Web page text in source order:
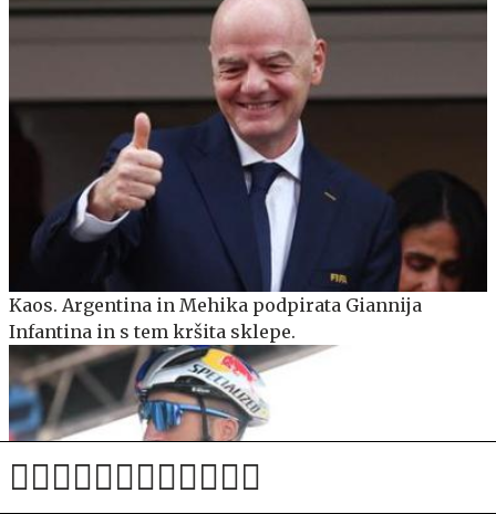
Kaos. Argentina in Mehika podpirata Giannija
Infantina in s tem kršita sklepe.